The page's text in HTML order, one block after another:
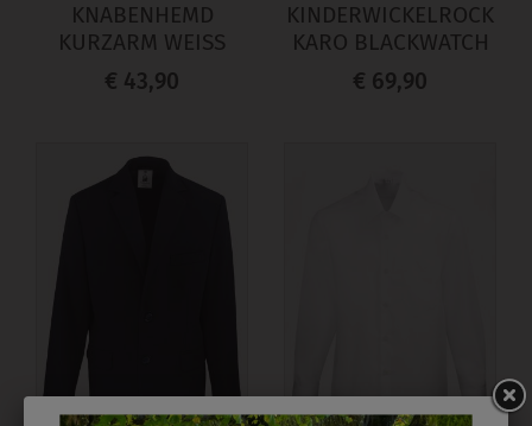
KNABENHEMD
KURZARM WEISS
€ 43,90
KINDERWICKELROCK
KARO BLACKWATCH
€ 69,90